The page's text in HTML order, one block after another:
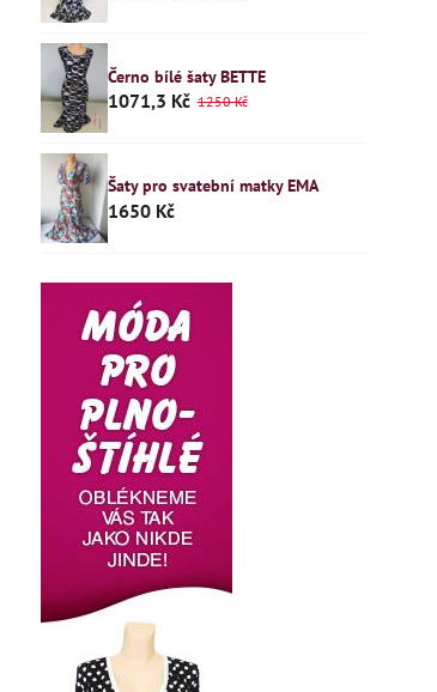
Černo bílé šaty BETTE
1071,3 Kč 1250 Kč
Šaty pro svatební matky EMA
1650 Kč